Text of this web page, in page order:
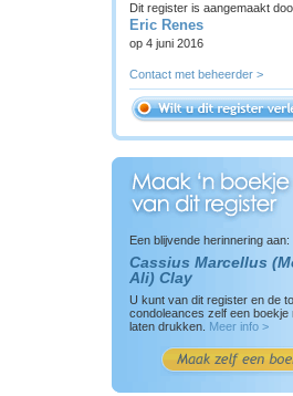
Dit register is aangemaakt
Eric Renes
op 4 juni 2016
Contact met beheerder >
Een blijvende herinnering aan:
Cassius Marcellus
Ali) Clay
U kunt van dit register en de
condoleances zelf een boekje
laten drukken.
Meer info >